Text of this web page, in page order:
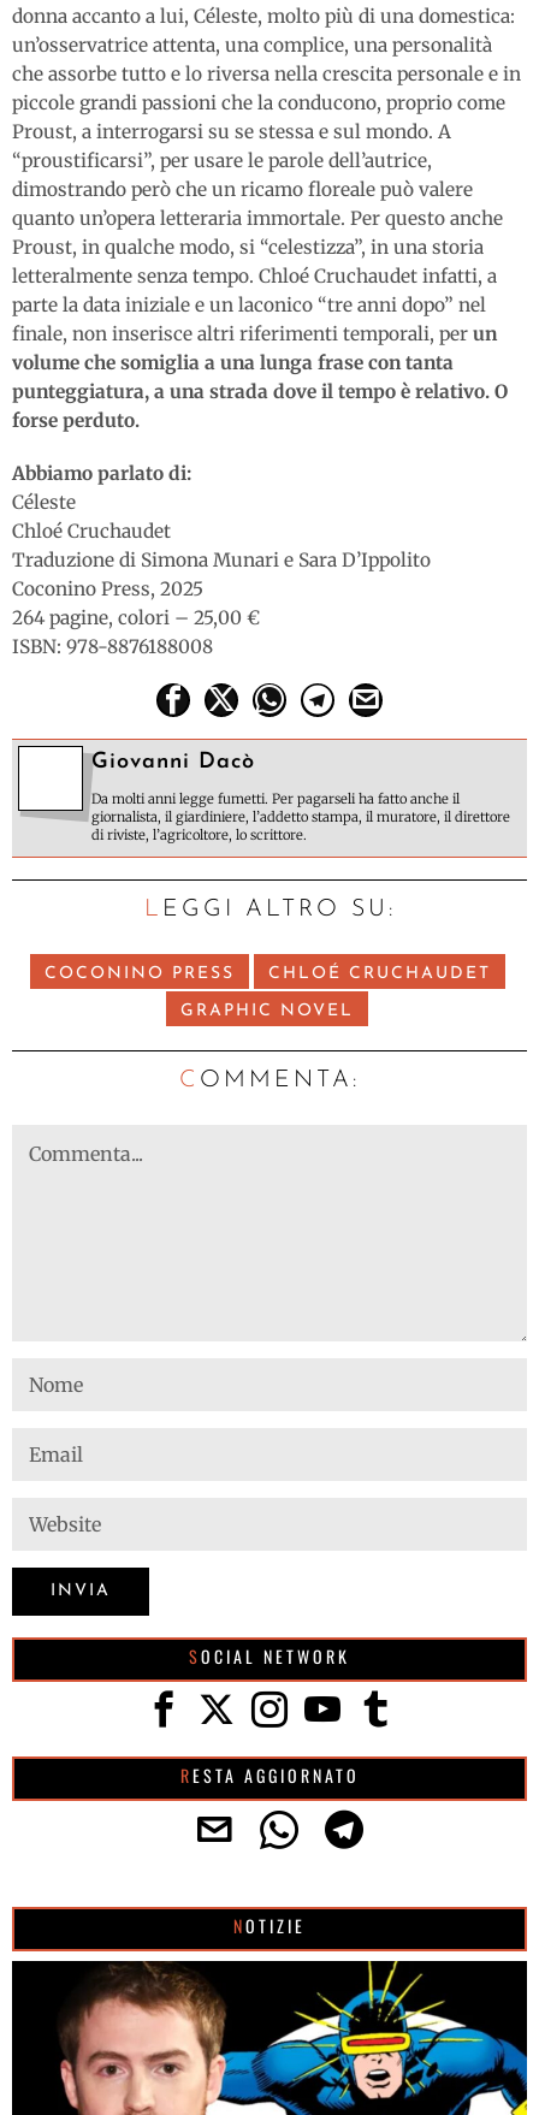
donna accanto a lui, Céleste, molto più di una domestica:
un’osservatrice attenta, una complice, una personalità
che assorbe tutto e lo riversa nella crescita personale e in
piccole grandi passioni che la conducono, proprio come
Proust, a interrogarsi su se stessa e sul mondo. A
“proustificarsi”, per usare le parole dell’autrice,
dimostrando però che un ricamo floreale può valere
quanto un’opera letteraria immortale. Per questo anche
Proust, in qualche modo, si “celestizza”, in una storia
letteralmente senza tempo. Chloé Cruchaudet infatti, a
parte la data iniziale e un laconico “tre anni dopo” nel
finale, non inserisce altri riferimenti temporali, per un
volume che somiglia a una lunga frase con tanta
punteggiatura, a una strada dove il tempo è relativo. O
forse perduto.
Abbiamo parlato di:
Céleste
Chloé Cruchaudet
Traduzione di Simona Munari e Sara D’Ippolito
Coconino Press, 2025
264 pagine, colori – 25,00 €
ISBN: 978-8876188008
Giovanni Dacò
Da molti anni legge fumetti. Per pagarseli ha fatto anche il
giornalista, il giardiniere, l’addetto stampa, il muratore, il direttore
di riviste, l’agricoltore, lo scrittore.
LEGGI ALTRO SU:
COCONINO PRESS CHLOÉ CRUCHAUDET
GRAPHIC NOVEL
C OMMENTA:
SOCIAL NETWORK
RESTA AGGIORNATO
NOTIZIE